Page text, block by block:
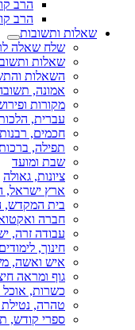
הרב
הרב
שאלות ותשובות
שלח שאלה
שאלות
השאלות
אמונה,
מקורות
עברית,
חכמים,
תפילה,
שבת ומועד
ציונות, גאולה
ארץ ישראל,
בית המקדש,
חברה
עבודה זרה,
חינוך,
איש ואשה,
גוף ומראה
כשרות, אוכל
טהרה, נטילת
ספרי קודש,